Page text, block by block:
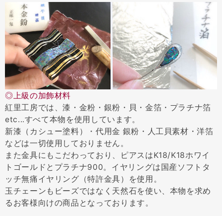
◎上級の加飾材料
紅里工房では、漆・金粉・銀粉・貝・金箔・プラチナ箔
etc...すべて本物を使用しています。
新漆（カシュー塗料）・代用金 銀粉・人工貝素材・洋箔
などは一切使用しておりません。
また金具にもこだわっており、ピアスはK18/K18ホワイ
トゴールドとプラチナ900。イヤリングは国産ソフトタ
ッチ無痛イヤリング（特許金具）を使用。
玉チェーンもビーズではなく天然石を使い、本物を求め
るお客様向けの商品となっております。